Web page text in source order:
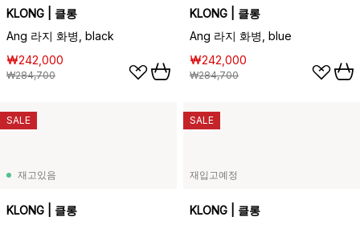
KLONG | 클롱
Ang 라지 화병, black
₩242,000
₩284,700
KLONG | 클롱
Ang 라지 화병, blue
₩242,000
₩284,700
재고있음
KLONG | 클롱
SALE
재입고예정
KLONG | 클롱
SALE